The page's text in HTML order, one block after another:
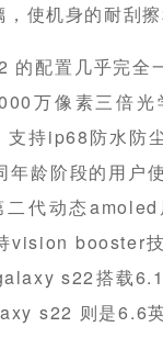
使机身的耐刮
的配置几乎完全
万像素三倍
支持ip68防水防
年龄阶段的用
代动态
vision booster
s22搭载
s22 则是6.6